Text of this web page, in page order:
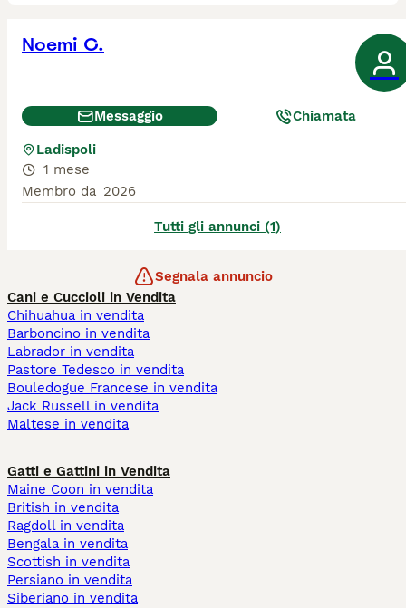
Noemi C.
Messaggio Chiamata
Ladispoli
1 mese
Membro da 2026
Tutti gli annunci (1)
Segnala annuncio
Cani e Cuccioli in Vendita
Chihuahua in vendita
Barboncino in vendita
Labrador in vendita
Pastore Tedesco in vendita
Bouledogue Francese in vendita
Jack Russell in vendita
Maltese in vendita
Gatti e Gattini in Vendita
Maine Coon in vendita
British in vendita
Ragdoll in vendita
Bengala in vendita
Scottish in vendita
Persiano in vendita
Siberiano in vendita